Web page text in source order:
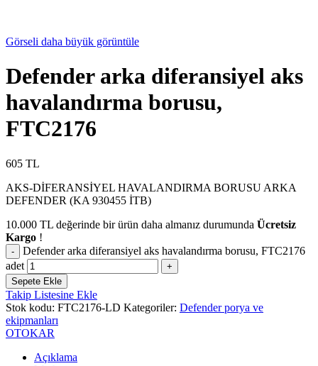
Görseli daha büyük görüntüle
Defender arka diferansiyel aks
havalandırma borusu,
FTC2176
605 TL
AKS-DİFERANSİYEL HAVALANDIRMA BORUSU ARKA
DEFENDER (KA 930455 İTB)
10.000 TL değerinde bir ürün daha almanız durumunda Ücretsiz
Kargo !
Defender arka diferansiyel aks havalandırma borusu, FTC2176
adet
Sepete Ekle
Takip Listesine Ekle
Stok kodu: FTC2176-LD Kategoriler: Defender porya ve
ekipmanları
OTOKAR
Açıklama